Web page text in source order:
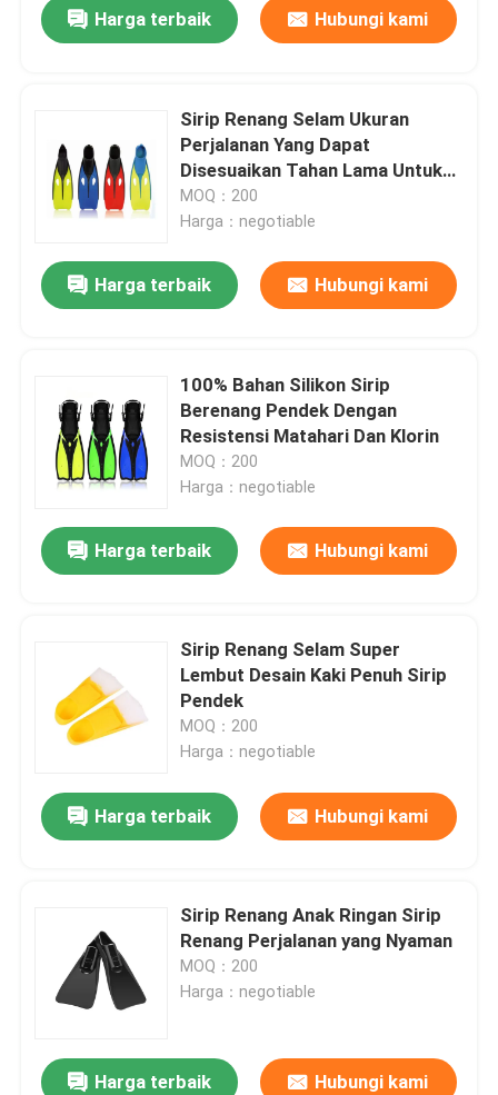
Harga terbaik Hubungi kami
Sirip Renang Selam Ukuran
Perjalanan Yang Dapat
Disesuaikan Tahan Lama Untuk
Pria Wanita Dewasa
MOQ：200
Harga：negotiable
Harga terbaik Hubungi kami
100% Bahan Silikon Sirip
Berenang Pendek Dengan
Resistensi Matahari Dan Klorin
MOQ：200
Harga：negotiable
Harga terbaik Hubungi kami
Sirip Renang Selam Super
Lembut Desain Kaki Penuh Sirip
Pendek
MOQ：200
Harga：negotiable
Harga terbaik Hubungi kami
Sirip Renang Anak Ringan Sirip
Renang Perjalanan yang Nyaman
MOQ：200
Harga：negotiable
Harga terbaik Hubungi kami